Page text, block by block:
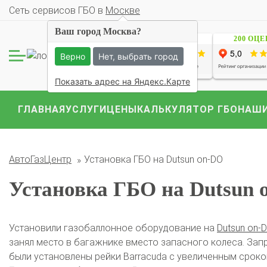
Cеть сервисов ГБО в Москве
Комплекты ГБО на
BMW
Ford Geely
Mercedes
О автосервисе
Отзывы клиентов
200
ГЛАВНАЯУСЛУГИЦЕНЫКАЛЬКУЛЯТОР ГБО
АвтоГазЦентр Установка ГБО на Dutsun on-DO
Установка ГБО на Dutsun
Установили газобаллонное оборудование на Dutsun on-
занял место в багажнике вместо запасного колеса.
были установлены рейки Barracuda с увеличенным
Ваш город Москва?
Верно Нет, выбрать город
Показать адрес на Яндекс.Карте